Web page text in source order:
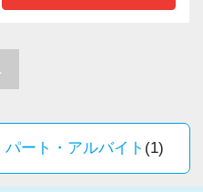
したい方
る方
、当事務所でもDXを
まま事業運営に直結
ならではの面白さと
りますので、飽きる
パート・アルバイト (1)